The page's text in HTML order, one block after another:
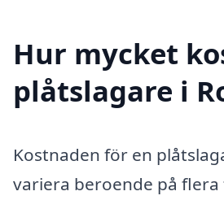
Hur mycket
plåtslagare i
Kostnaden för en
variera beroende på